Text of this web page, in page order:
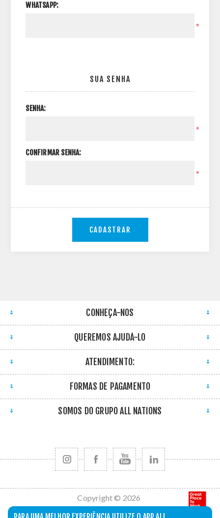
WHATSAPP:
*
SUA SENHA
SENHA:
*
CONFIRMAR SENHA:
*
CADASTRAR
CONHEÇA-NOS
QUEREMOS AJUDÁ-LO
ATENDIMENTO:
FORMAS DE PAGAMENTO
SOMOS DO GRUPO ALL NATIONS
Copyright © 2026
All Nations. Todos